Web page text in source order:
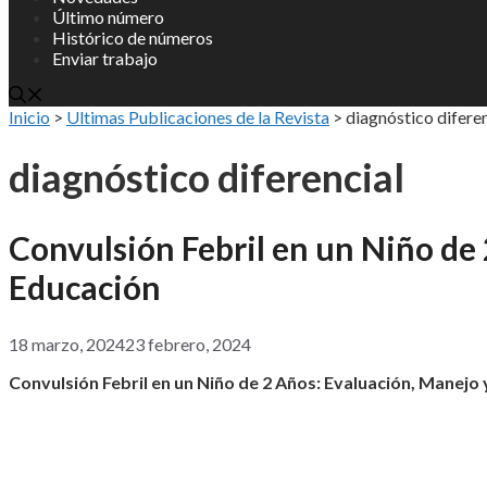
Último número
Histórico de números
Enviar trabajo
Inicio > Ultimas Publicaciones de la Revista > diagnóstico
diagnóstico diferencial
Convulsión Febril en un Niño
Educación
18 marzo, 202423 febrero, 2024
Convulsión Febril en un Niño de 2 Años: Evaluación, Manejo